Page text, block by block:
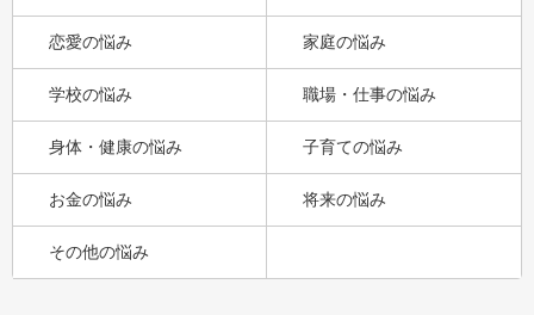
恋愛の悩み 家庭の悩み
学校の悩み 職場・仕事の悩み
身体・健康の悩み 子育ての悩み
お金の悩み 将来の悩み
その他の悩み